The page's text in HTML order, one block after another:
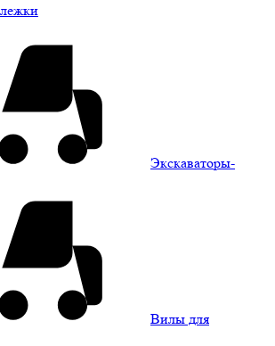
Экскаваторы-
Вилы для